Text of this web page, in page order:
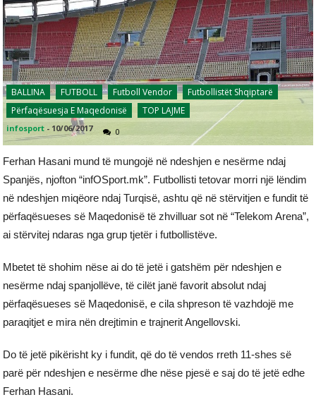
BALLINA FUTBOLL Futboll Vendor
Futbollistët Shqiptarë
Përfaqësuesja E Maqedonisë
TOP LAJME
infosport - 10/06/2017 0
Ferhan Hasani mund të mungojë në ndeshjen e nesërme ndaj
Spanjës, njofton “infOSport.mk”. Futbollisti tetovar morri një lëndim
në ndeshjen miqëore ndaj Turqisë, ashtu që në stërvitjen e fundit të
përfaqësueses së Maqedonisë të zhvilluar sot në “Telekom Arena”,
ai stërvitej ndaras nga grup tjetër i futbollistëve.
Mbetet të shohim nëse ai do të jetë i gatshëm për ndeshjen e
nesërme ndaj spanjollëve, të cilët janë favorit absolut ndaj
përfaqësueses së Maqedonisë, e cila shpreson të vazhdojë me
paraqitjet e mira nën drejtimin e trajnerit Angellovski.
Do të jetë pikërisht ky i fundit, që do të vendos rreth 11-shes së
parë për ndeshjen e nesërme dhe nëse pjesë e saj do të jetë edhe
Ferhan Hasani.